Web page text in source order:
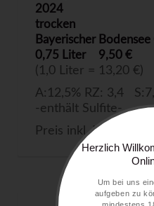
2024
trocken
Bayerischer
0,75 Liter
9,50 €
(1,0 Liter = 13,20 €)
A:12,5% RZ: 3,4
-enthält Sulfite-
Preis inkl. MwSt. zzgl.
Herzlich
Um bei uns
aufgeben zu